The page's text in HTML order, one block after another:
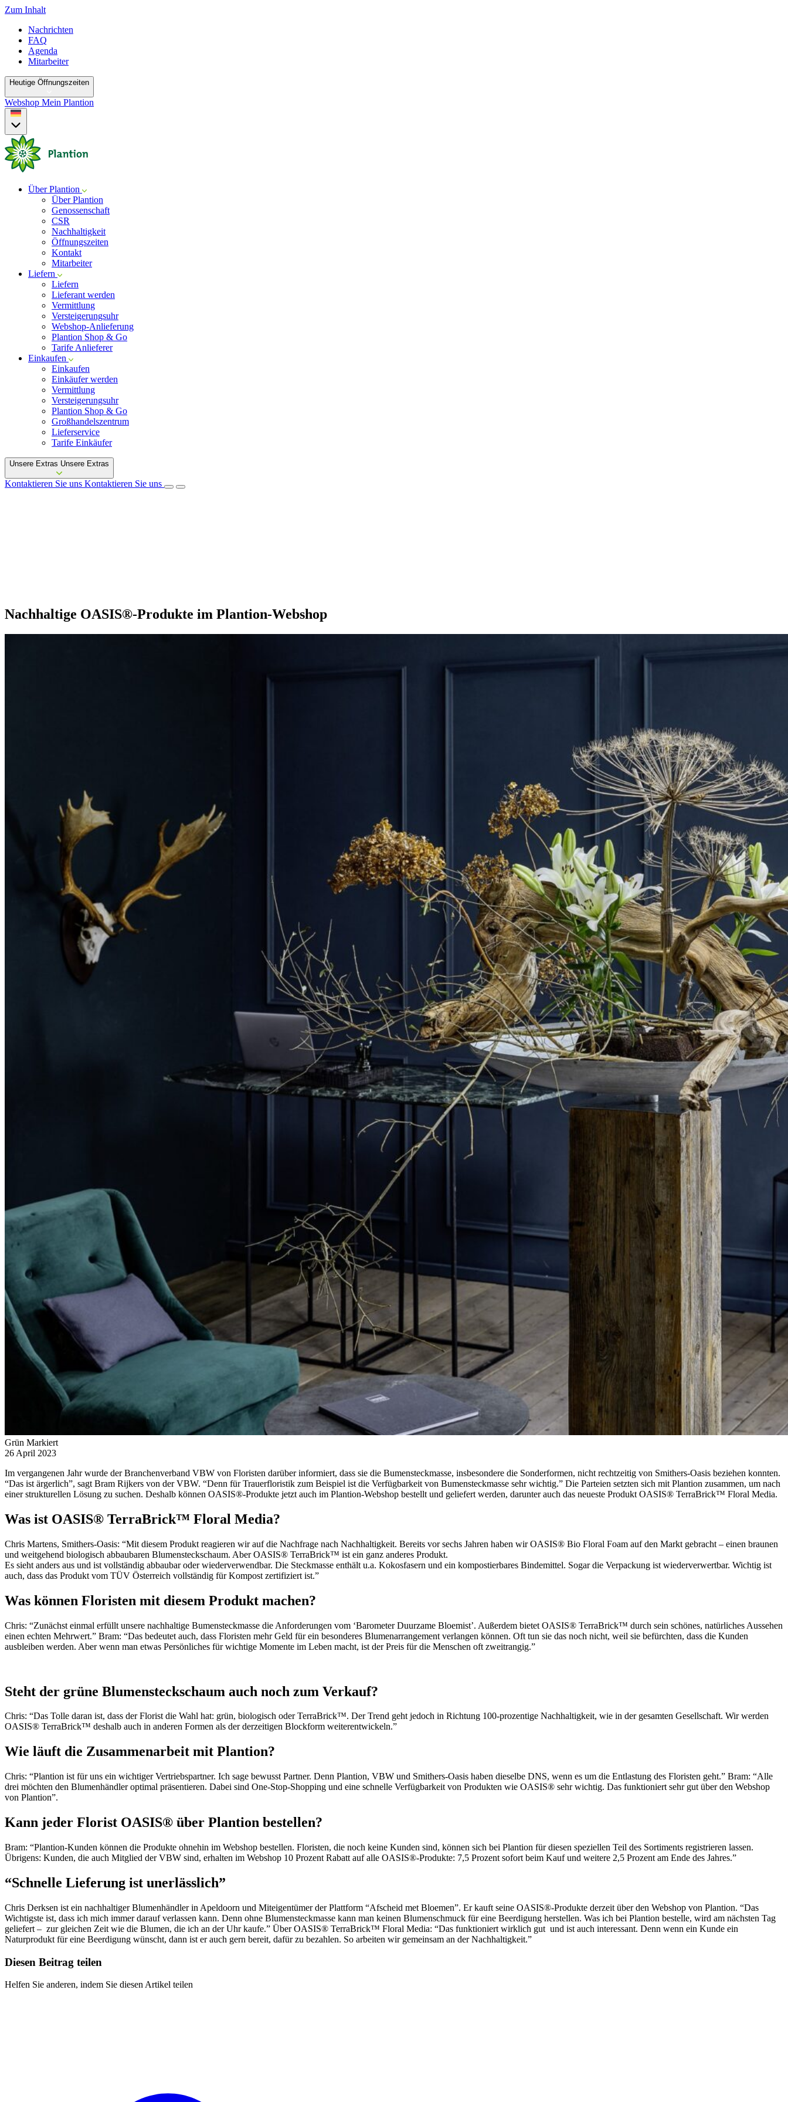
Zum Inhalt
Nachrichten
FAQ
Agenda
Mitarbeiter
Heutige Öffnungszeiten
Webshop Mein Plantion
Über Plantion
Über Plantion
Genossenschaft
CSR
Nachhaltigkeit
Öffnungszeiten
Kontakt
Mitarbeiter
Liefern
Liefern
Lieferant werden
Vermittlung
Versteigerungsuhr
Webshop-Anlieferung
Plantion Shop & Go
Tarife Anlieferer
Einkaufen
Einkaufen
Einkäufer werden
Vermittlung
Versteigerungsuhr
Plantion Shop & Go
Großhandelszentrum
Lieferservice
Tarife Einkäufer
Unsere Extras Unsere Extras
Kontaktieren Sie uns Kontaktieren Sie uns
Nachhaltige OASIS®-Produkte im Plantion-Webshop
Grün Markiert
26 April 2023
Im vergangenen Jahr wurde der Branchenverband VBW von Floristen darüber informiert, dass sie die Bumensteckmasse, insbesondere die Sonderformen, nicht rechtzeitig von Smithers-Oasis beziehen konnten.
“Das ist ärgerlich”, sagt Bram Rijkers von der VBW. “Denn für Trauerfloristik zum Beispiel ist die Verfügbarkeit von Bumensteckmasse sehr wichtig.” Die Parteien setzten sich mit Plantion zusammen, um nach
einer strukturellen Lösung zu suchen. Deshalb können OASIS®-Produkte jetzt auch im Plantion-Webshop bestellt und geliefert werden, darunter auch das neueste Produkt OASIS® TerraBrick™ Floral Media.
Was ist OASIS® TerraBrick™ Floral Media?
Chris Martens, Smithers-Oasis: “Mit diesem Produkt reagieren wir auf die Nachfrage nach Nachhaltigkeit. Bereits vor sechs Jahren haben wir OASIS® Bio Floral Foam auf den Markt gebracht – einen braunen
und weitgehend biologisch abbaubaren Blumensteckschaum. Aber OASIS® TerraBrick™ ist ein ganz anderes Produkt.
Es sieht anders aus und ist vollständig abbaubar oder wiederverwendbar. Die Steckmasse enthält u.a. Kokosfasern und ein kompostierbares Bindemittel. Sogar die Verpackung ist wiederverwertbar. Wichtig ist
auch, dass das Produkt vom TÜV Österreich vollständig für Kompost zertifiziert ist.”
Was können Floristen mit diesem Produkt machen?
Chris: “Zunächst einmal erfüllt unsere nachhaltige Bumensteckmasse die Anforderungen vom ‘Barometer Duurzame Bloemist’. Außerdem bietet OASIS® TerraBrick™ durch sein schönes, natürliches Aussehen
einen echten Mehrwert.” Bram: “Das bedeutet auch, dass Floristen mehr Geld für ein besonderes Blumenarrangement verlangen können. Oft tun sie das noch nicht, weil sie befürchten, dass die Kunden
ausbleiben werden. Aber wenn man etwas Persönliches für wichtige Momente im Leben macht, ist der Preis für die Menschen oft zweitrangig.”
Steht der grüne Blumensteckschaum auch noch zum Verkauf?
Chris: “Das Tolle daran ist, dass der Florist die Wahl hat: grün, biologisch oder TerraBrick™. Der Trend geht jedoch in Richtung 100-prozentige Nachhaltigkeit, wie in der gesamten Gesellschaft. Wir werden
OASIS® TerraBrick™ deshalb auch in anderen Formen als der derzeitigen Blockform weiterentwickeln.”
Wie läuft die Zusammenarbeit mit Plantion?
Chris: “Plantion ist für uns ein wichtiger Vertriebspartner. Ich sage bewusst Partner. Denn Plantion, VBW und Smithers-Oasis haben dieselbe DNS, wenn es um die Entlastung des Floristen geht.” Bram: “Alle
drei möchten den Blumenhändler optimal präsentieren. Dabei sind One-Stop-Shopping und eine schnelle Verfügbarkeit von Produkten wie OASIS® sehr wichtig. Das funktioniert sehr gut über den Webshop
von Plantion”.
Kann jeder Florist OASIS® über Plantion bestellen?
Bram: “Plantion-Kunden können die Produkte ohnehin im Webshop bestellen. Floristen, die noch keine Kunden sind, können sich bei Plantion für diesen speziellen Teil des Sortiments registrieren lassen.
Übrigens: Kunden, die auch Mitglied der VBW sind, erhalten im Webshop 10 Prozent Rabatt auf alle OASIS®-Produkte: 7,5 Prozent sofort beim Kauf und weitere 2,5 Prozent am Ende des Jahres.”
“Schnelle Lieferung ist unerlässlich”
Chris Derksen ist ein nachhaltiger Blumenhändler in Apeldoorn und Miteigentümer der Plattform “Afscheid met Bloemen”. Er kauft seine OASIS®-Produkte derzeit über den Webshop von Plantion. “Das
Wichtigste ist, dass ich mich immer darauf verlassen kann. Denn ohne Blumensteckmasse kann man keinen Blumenschmuck für eine Beerdigung herstellen. Was ich bei Plantion bestelle, wird am nächsten Tag
geliefert – zur gleichen Zeit wie die Blumen, die ich an der Uhr kaufe.” Über OASIS® TerraBrick™ Floral Media: “Das funktioniert wirklich gut und ist auch interessant. Denn wenn ein Kunde ein
Naturprodukt für eine Beerdigung wünscht, dann ist er auch gern bereit, dafür zu bezahlen. So arbeiten wir gemeinsam an der Nachhaltigkeit.”
Diesen Beitrag teilen
Helfen Sie anderen, indem Sie diesen Artikel teilen